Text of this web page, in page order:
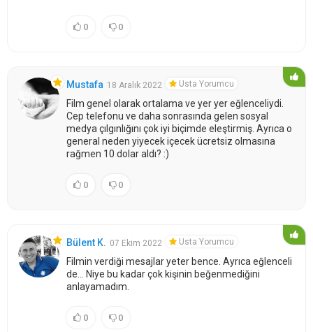
0 0
Mustafa 18 Aralık 2022 Usta Yorumcu
Film genel olarak ortalama ve yer yer eğlenceliydi.
Cep telefonu ve daha sonrasında gelen sosyal
medya çılgınlığını çok iyi biçimde eleştirmiş. Ayrıca o
general neden yiyecek içecek ücretsiz olmasına
rağmen 10 dolar aldı? :)
0 0
Bülent K. 07 Ekim 2022 Usta Yorumcu
Filmin verdiği mesajlar yeter bence. Ayrıca eğlenceli
de... Niye bu kadar çok kişinin beğenmediğini
anlayamadım.
0 0